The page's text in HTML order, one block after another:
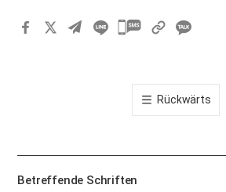
카
톡
공
기
Rückwärts
Betreffende Schriften